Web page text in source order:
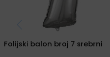
Folijski balon broj 7 srebrni